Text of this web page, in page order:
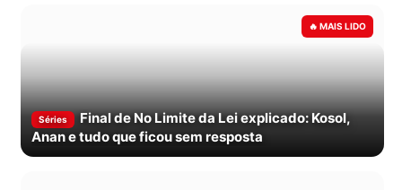
Séries
Final de No Limite da Lei explicado: Kosol,
Anan e tudo que ficou sem resposta